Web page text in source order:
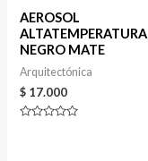
AEROSOL
ALTATEMPERATURA
NEGRO MATE
Arquitectónica
$ 17.000